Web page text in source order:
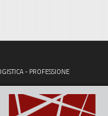
- PROFESSIONE